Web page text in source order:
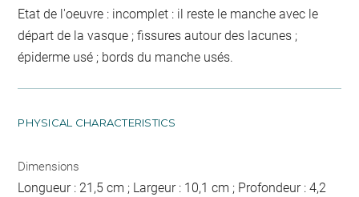
Etat de l'oeuvre : incomplet : il reste le manche avec le
départ de la vasque ; fissures autour des lacunes ;
épiderme usé ; bords du manche usés.
PHYSICAL CHARACTERISTICS
Dimensions
Longueur : 21,5 cm ; Largeur : 10,1 cm ; Profondeur : 4,2